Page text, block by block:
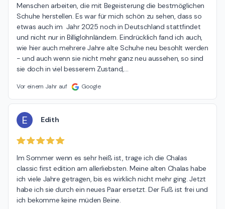
Menschen arbeiten, die mit Begeisterung die bestmöglichen
Schuhe herstellen. Es war für mich schön zu sehen, dass so
etwas auch im  Jahr 2025 noch in Deutschland stattfindet
und nicht nur in Billiglohnländern. Eindrücklich fand ich auch,
wie hier auch mehrere Jahre alte Schuhe neu besohlt werden
- und auch wenn sie nicht mehr ganz neu aussehen, so sind
sie doch in viel besserem Zustand,…
Vor einem Jahr auf Google
E Edith
Im Sommer wenn es sehr heiß ist, trage ich die Chalas
classic first edition am allerliebsten. Meine alten Chalas habe
ich viele Jahre getragen, bis es wirklich nicht mehr ging. Jetzt
habe ich sie durch ein neues Paar ersetzt. Der Fuß ist frei und
ich bekomme keine müden Beine.